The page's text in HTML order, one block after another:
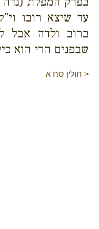
עד שיצא רובו
ברוב ולדה אבל
שבפנים הרי הוא
< חולין סח א